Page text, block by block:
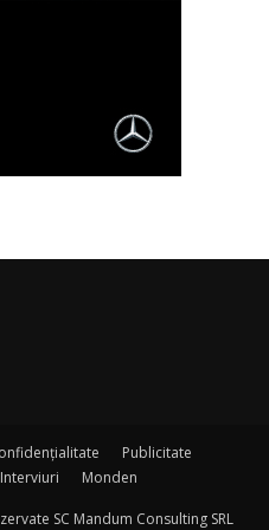
Publicitate
Interviuri Monden
SC Mandum Consulting SRL